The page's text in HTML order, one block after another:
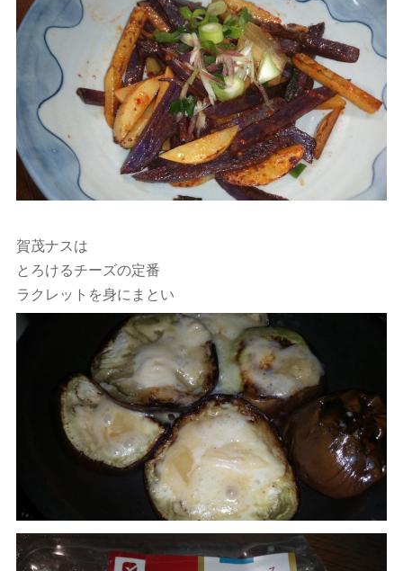
賀茂ナスは
とろけるチーズの定番
ラクレットを身にまとい